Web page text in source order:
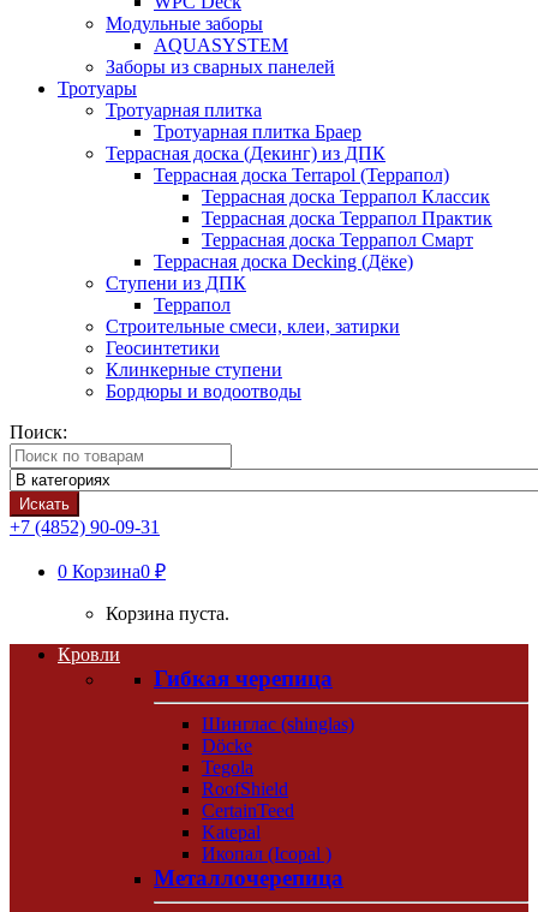
Модульные заборы
AQUASYSTEM
Заборы из сварных панелей
Тротуары
Тротуарная плитка
Тротуарная плитка Браер
Террасная доска (Декинг) из ДПК
Террасная доска Terrapol (Террапол)
Террасная доска Террапол Классик
Террасная доска Террапол Практик
Террасная доска Террапол Смарт
Террасная доска Decking (Дёке)
Ступени из ДПК
Террапол
Строительные смеси, клеи, затирки
Геосинтетики
Клинкерные ступени
Бордюры и водоотводы
Поиск:
Искать
+7 (4852) 90-09-31
0 Корзина0 ₽
Корзина пуста.
Кровли
Гибкая черепица
Шинглас (shinglas)
Döcke
Tegola
RoofShield
CertainTeed
Katepal
Икопал (Icopal )
Металлочерепица